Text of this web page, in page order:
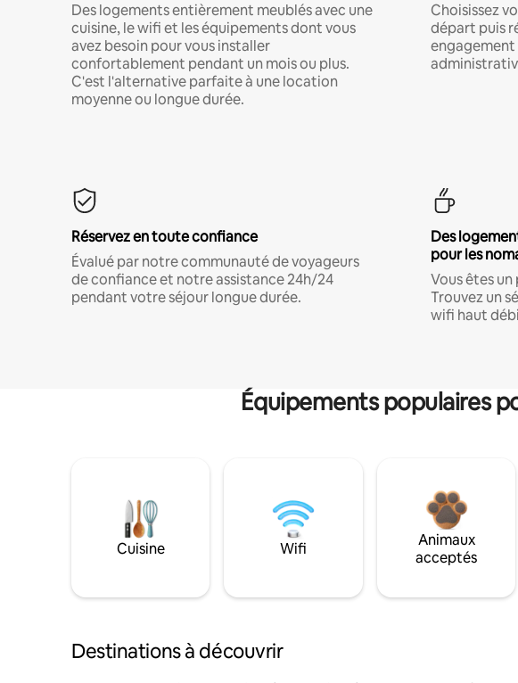
Des logements entièrement meublés avec une
cuisine, le wifi et les équipements dont vous
avez besoin pour vous installer
confortablement pendant un mois ou plus.
C'est l'alternative parfaite à une location
moyenne ou longue durée.
Choisissez
départ puis
Réservez en toute confiance
Évalué par notre communauté de voyageurs
de confiance et notre assistance 24h/24
pendant votre séjour longue durée.
Des
pour les
Vous êtes
Trouvez un
wifi haut
Équipements populaires
Cuisine Wifi
Animaux
acceptés
Destinations à découvrir